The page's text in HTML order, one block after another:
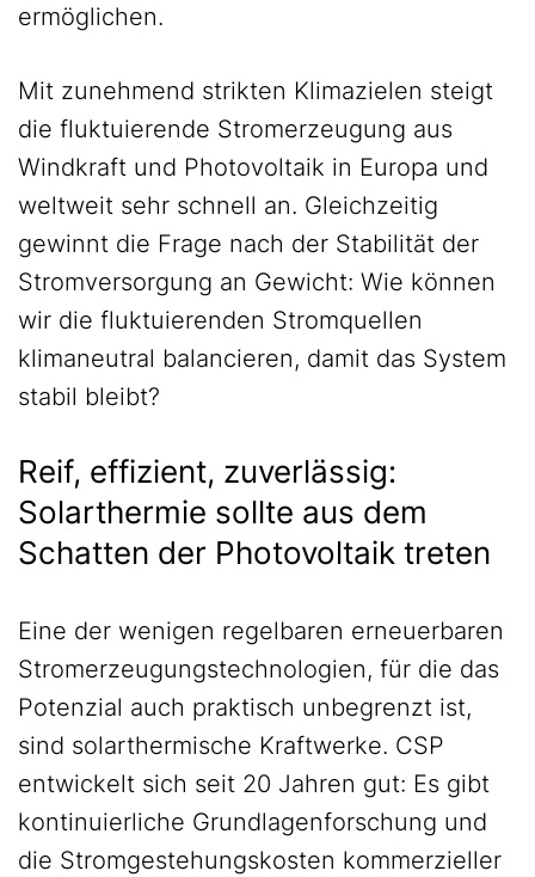
ermöglichen.
Mit zunehmend strikten Klimazielen steigt
die fluktuierende Stromerzeugung aus
Windkraft und Photovoltaik in Europa und
weltweit sehr schnell an. Gleichzeitig
gewinnt die Frage nach der Stabilität der
Stromversorgung an Gewicht: Wie können
wir die fluktuierenden Stromquellen
klimaneutral balancieren, damit das System
stabil bleibt?
Reif, effizient, zuverlässig:
Solarthermie sollte aus dem
Schatten der Photovoltaik treten
Eine der wenigen regelbaren erneuerbaren
Stromerzeugungstechnologien, für die das
Potenzial auch praktisch unbegrenzt ist,
sind solarthermische Kraftwerke. CSP
entwickelt sich seit 20 Jahren gut: Es gibt
kontinuierliche Grundlagenforschung und
die Stromgestehungskosten kommerzieller